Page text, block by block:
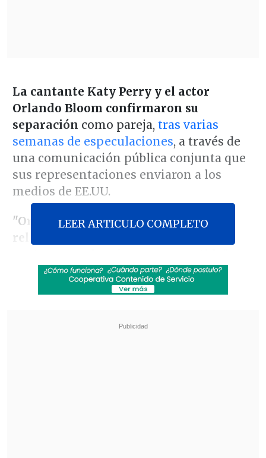
La cantante Katy Perry y el actor
Orlando Bloom confirmaron su
separación como pareja, tras varias
semanas de especulaciones, a través de
una comunicación pública conjunta que
sus representaciones enviaron a los
medios de EE.UU.
"Orlando y Katy han cambiado su
relación en los últimos meses para
pero quieren seguirsiendo considerados
"como familia, ya que su prioridad
hija con amor, estabilidad y respeto
LEER ARTICULO COMPLETO